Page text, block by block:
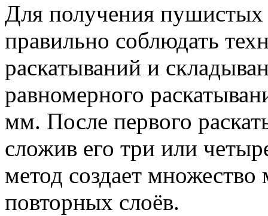
Для получения
правильно соблюдать
раскатываний и
равномерного
мм. После первого
сложив его три или
метод создает множество
повторных слоёв.